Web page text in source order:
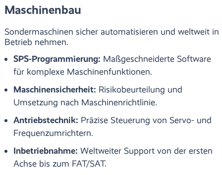
Maschinenbau
Sondermaschinen sicher automatisieren und weltweit in
Betrieb nehmen.
SPS-Programmierung: Maßgeschneiderte Software
für komplexe Maschinenfunktionen.
Maschinensicherheit: Risikobeurteilung und
Umsetzung nach Maschinenrichtlinie.
Antriebstechnik: Präzise Steuerung von Servo- und
Frequenzumrichtern.
Inbetriebnahme: Weltweiter Support von der ersten
Achse bis zum FAT/SAT.